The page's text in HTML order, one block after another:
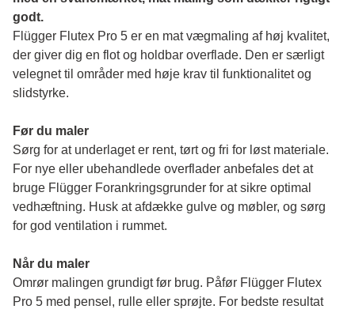
godt.
Flügger Flutex Pro 5 er en mat vægmaling af høj kvalitet,
der giver dig en flot og holdbar overflade. Den er særligt
velegnet til områder med høje krav til funktionalitet og
slidstyrke.
Før du maler
Sørg for at underlaget er rent, tørt og fri for løst materiale.
For nye eller ubehandlede overflader anbefales det at
bruge Flügger Forankringsgrunder for at sikre optimal
vedhæftning. Husk at afdække gulve og møbler, og sørg
for god ventilation i rummet.
Når du maler
Omrør malingen grundigt før brug. Påfør Flügger Flutex
Pro 5 med pensel, rulle eller sprøjte. For bedste resultat